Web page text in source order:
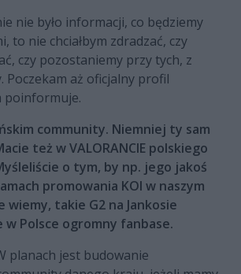
nie było informacji, co będziemy
to nie chciałbym zdradzać, czy
czy pozostaniemy przy tych, z
Poczekam aż oficjalny profil
poinformuje.
community. Niemniej ty sam
też w VALORANCIE polskiego
o tym, by np. jego jakoś
promowania KOI w naszym
wiemy, takie G2 na Jankosie
w Polsce ogromny fanbase.
planach jest budowanie